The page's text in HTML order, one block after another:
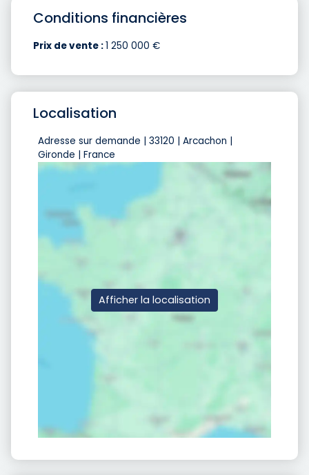
Conditions financières
Prix de vente :1 250 000 €
Localisation
Adresse sur demande | 33120 | Arcachon |
Gironde | France
Afficher la localisation